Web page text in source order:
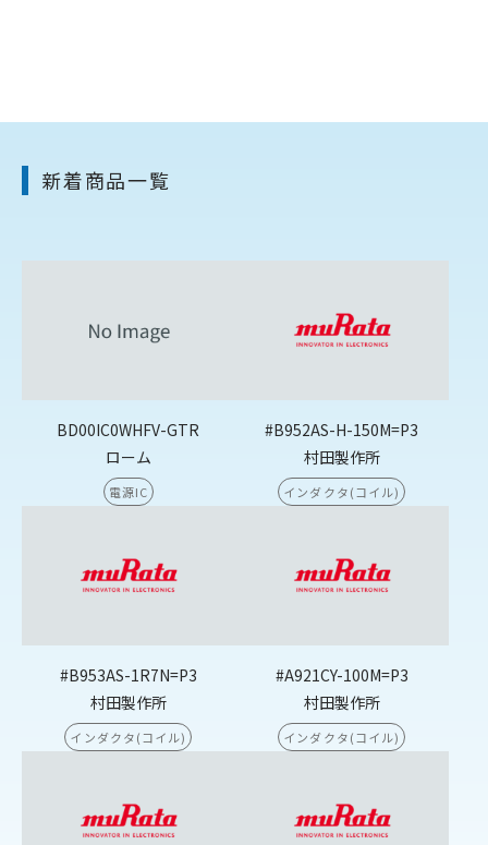
新着商品一覧
BD00IC0WHFV-GTR
ローム
電源IC
#B952AS-H-150M=P3
村田製作所
インダクタ(コイル)
#B953AS-1R7N=P3
村田製作所
インダクタ(コイル)
#A921CY-100M=P3
村田製作所
インダクタ(コイル)